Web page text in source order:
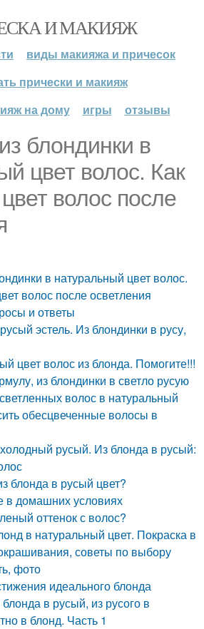
И МАКИЯЖ
виды макияжа и причесок
прически и макияж
на дому
игры отзывы
блондинки в
цвет волос. Как
волос после
в натуральный цвет волос.
волос после осветления
и ответы
эстель. Из блондинки в русу,
цвет волос из блонда. Помогите!!!
из блондинки в светло русую
волос в натуральный
обесцвеченные волосы в
русый. Из блонда в русый:
блонда в русый цвет?
в домашних условиях
оттенок с волос?
в натуральный цвет. Покраска в
советы по выбору
фото
идеального блонда
в русый, из русого в
в блонд. Часть 1